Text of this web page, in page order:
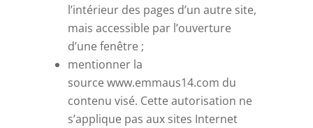
l’intérieur des pages d’un autre site,
mais accessible par l’ouverture
d’une fenêtre ;
mentionner la
source www.emmaus14.com du
contenu visé. Cette autorisation ne
s’applique pas aux sites Internet